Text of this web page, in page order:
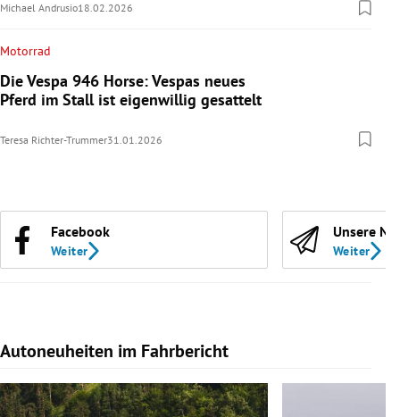
Michael Andrusio18.02.2026
Motorrad
Die Vespa 946 Horse: Vespas neues
Pferd im Stall ist eigenwillig gesattelt
Teresa Richter-Trummer31.01.2026
Facebook
Weiter
Unsere
Weiter
Autoneuheiten im Fahrbericht
Slide 1 von 7